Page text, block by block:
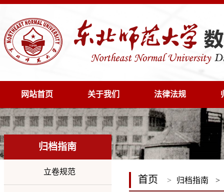
网站首页 关于我们 法律法规
归档指南
立卷规范
首页 > 归档指南 >